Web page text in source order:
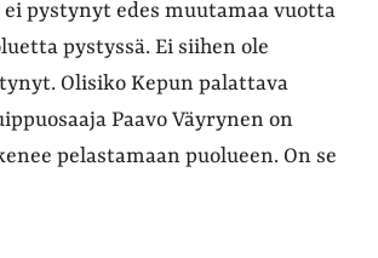
ei pystynyt edes muutamaa vuotta
pystyssä. Ei siihen ole
Olisiko Kepun palattava
Paavo Väyrynen on
pelastamaan puolueen. On se